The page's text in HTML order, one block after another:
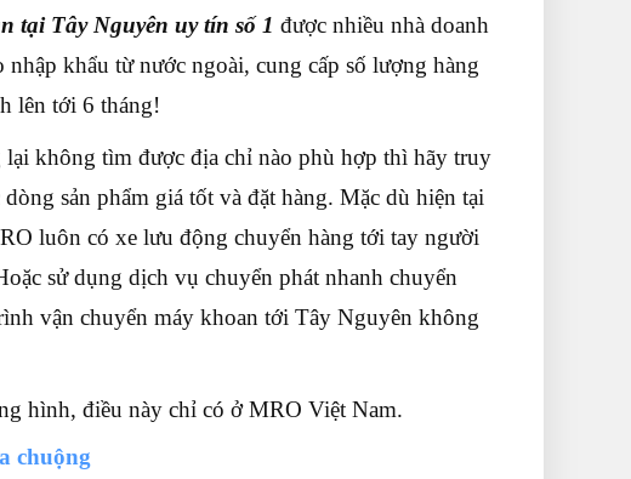
tại Tây Nguyên uy tín số 1 được nhiều nhà doanh
khẩu từ nước ngoài, cung cấp số lượng hàng
lên tới 6 tháng!
lại không tìm được địa chỉ nào phù hợp thì hãy truy
sản phẩm giá tốt và đặt hàng. Mặc dù hiện tại
luôn có xe lưu động chuyển hàng tới tay người
sử dụng dịch vụ chuyển phát nhanh chuyển
vận chuyển máy khoan tới Tây Nguyên không
hình, điều này chỉ có ở MRO Việt Nam.
chuộng